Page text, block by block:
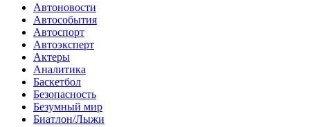
Автоновости
Автособытия
Автоспорт
Автоэксперт
Актеры
Аналитика
Баскетбол
Безопасность
Безумный мир
Биатлон/Лыжи